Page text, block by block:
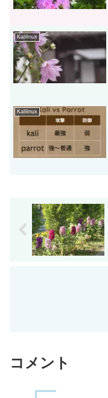
Kalilinux
Kalilinux
コメント